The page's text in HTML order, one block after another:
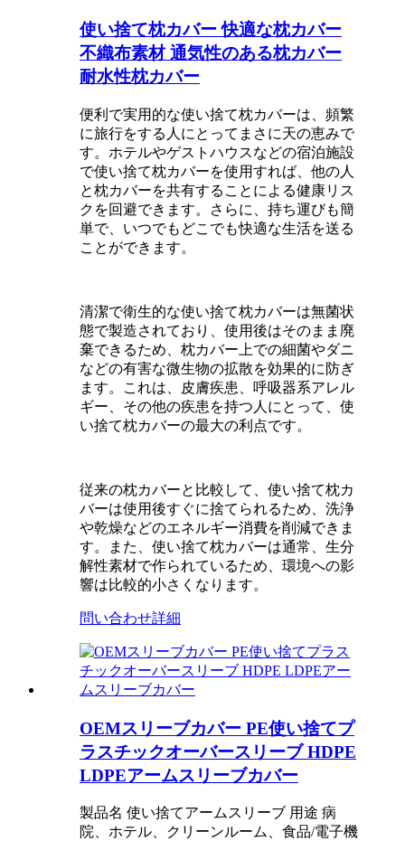
使い捨て枕カバー 快適な枕カバー
不織布素材 通気性のある枕カバー
耐水性枕カバー
便利で実用的な使い捨て枕カバーは、頻繁
に旅行をする人にとってまさに天の恵みで
す。ホテルやゲストハウスなどの宿泊施設
で使い捨て枕カバーを使用すれば、他の人
と枕カバーを共有することによる健康リス
クを回避できます。さらに、持ち運びも簡
単で、いつでもどこでも快適な生活を送る
ことができます。
清潔で衛生的な使い捨て枕カバーは無菌状
態で製造されており、使用後はそのまま廃
棄できるため、枕カバー上での細菌やダニ
などの有害な微生物の拡散を効果的に防ぎ
ます。これは、皮膚疾患、呼吸器系アレル
ギー、その他の疾患を持つ人にとって、使
い捨て枕カバーの最大の利点です。
従来の枕カバーと比較して、使い捨て枕カ
バーは使用後すぐに捨てられるため、洗浄
や乾燥などのエネルギー消費を削減できま
す。また、使い捨て枕カバーは通常、生分
解性素材で作られているため、環境への影
響は比較的小さくなります。
問い合わせ詳細
OEMスリーブカバー PE使い捨てプ
ラスチックオーバースリーブ HDPE
LDPEアームスリーブカバー
製品名 使い捨てアームスリーブ 用途 病
院、ホテル、クリーンルーム、食品/電子機